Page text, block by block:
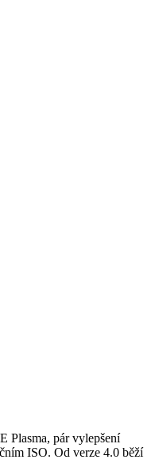
Plasma, pár vylepšení
ISO. Od verze 4.0 běží